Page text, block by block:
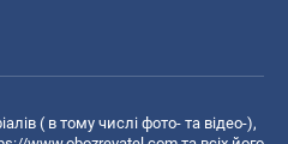
( в тому числі фото- та відео-),